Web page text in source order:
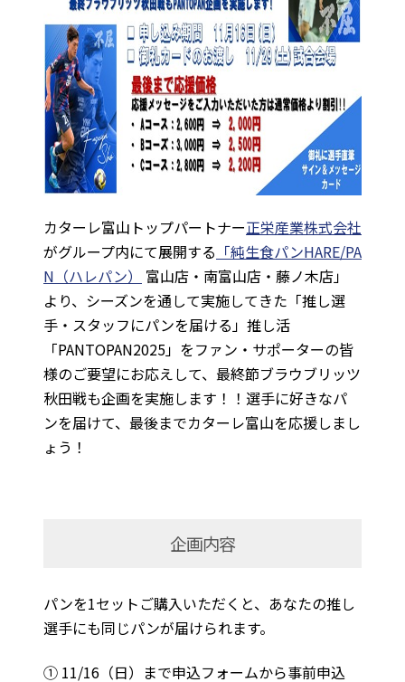
カターレ富山トップパートナー正栄産業株式会社
がグループ内にて展開する 「純生食パンHARE/PA
N（ハレパン）
富山店・南富山店・藤ノ木店」
より、シーズンを通して実施してきた「推し選
手・スタッフにパンを届ける」推し活
「PANTOPAN2025」をファン・サポーターの皆
様のご要望にお応えして、最終節ブラウブリッツ
秋田戦も企画を実施します！！選手に好きなパ
ンを届けて、最後までカターレ富山を応援しまし
ょう！
企画内容
パンを1セットご購入いただくと、あなたの推し
選手にも同じパンが届けられます。
① 11/16（日）まで申込フォームから事前申込